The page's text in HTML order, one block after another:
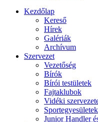
Kezdőlap
Kereső
Hírek
Galériák
Archívum
Szervezet
Vezetőség
Bírók
Bírói testületek
Fajtaklubok
Vidéki
Sportegyesületek
Junior Handler